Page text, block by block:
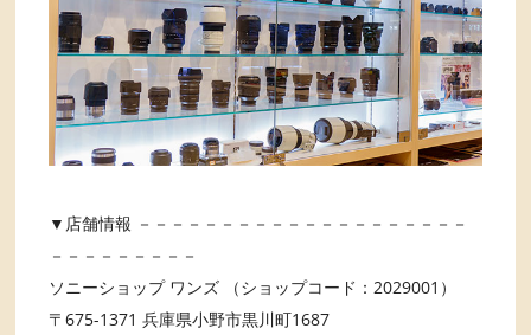
▼店舗情報 －－－－－－－－－－－－－－－－－－－－
－－－－－－－－－
ソニーショップ ワンズ （ショップコード：2029001）
〒675-1371 兵庫県小野市黒川町1687